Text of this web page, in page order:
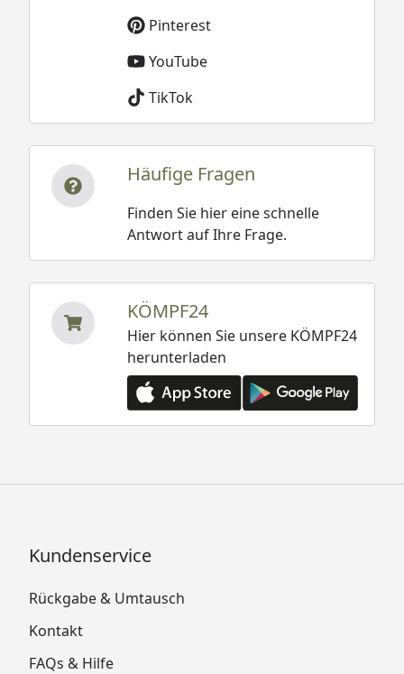
Pinterest
YouTube
TikTok
Häufige Fragen
Finden Sie hier eine schnelle
Antwort auf Ihre Frage.
KÖMPF24
Hier können Sie unsere KÖMPF24
herunterladen
Kundenservice
Rückgabe & Umtausch
Kontakt
FAQs & Hilfe